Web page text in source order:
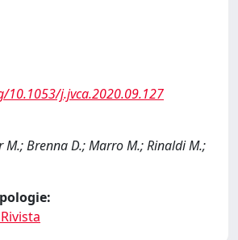
10.1053/j.jvca.2020.09.127
M.; Brenna D.; Marro M.; Rinaldi M.;